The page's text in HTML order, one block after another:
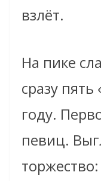
взлёт.
На пике
сразу
году.
певиц.